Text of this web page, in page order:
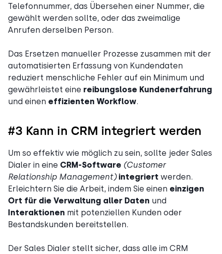
Telefonnummer, das Übersehen einer Nummer, die
gewählt werden sollte, oder das zweimalige
Anrufen derselben Person.
Das Ersetzen manueller Prozesse zusammen mit der
automatisierten Erfassung von Kundendaten
reduziert menschliche Fehler auf ein Minimum und
gewährleistet eine reibungslose Kundenerfahrung
und einen effizienten Workflow.
#3 Kann in CRM integriert werden
Um so effektiv wie möglich zu sein, sollte jeder Sales
Dialer in eine CRM-Software (Customer
Relationship Management) integriert werden.
Erleichtern Sie die Arbeit, indem Sie einen einzigen
Ort für die Verwaltung aller Daten und
Interaktionen mit potenziellen Kunden oder
Bestandskunden bereitstellen.
Der Sales Dialer stellt sicher, dass alle im CRM